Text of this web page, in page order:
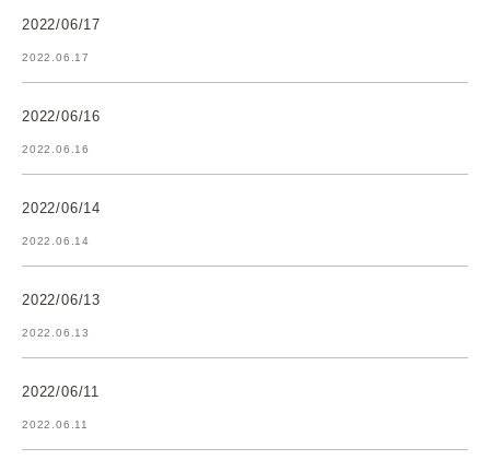
2022/06/17
2022.06.17
2022/06/16
2022.06.16
2022/06/14
2022.06.14
2022/06/13
2022.06.13
2022/06/11
2022.06.11